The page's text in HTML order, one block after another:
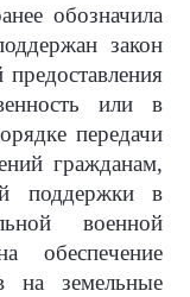
обозначила
закон
или в
передачи
гражданам,
поддержки в
военной
обеспечение
на земельные